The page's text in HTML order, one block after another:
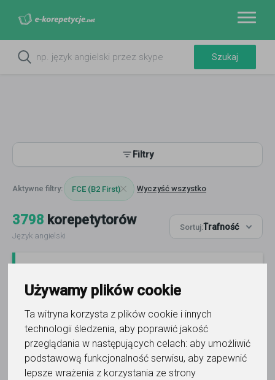
Używamy plików cookie
Ta witryna korzysta z plików cookie i innych
technologii śledzenia, aby poprawić jakość
przeglądania w następujących celach: aby umożliwić
podstawową funkcjonalność serwisu, aby zapewnić
lepsze wrażenia z korzystania ze strony
Filtry
FCE (B2 First) Wyczyść wszystko
3798 korepetytorów
Język angielski
Sortuj:Trafność
język angielski
Mikołaj - Najlepsze Lekcje
Unikalne i skuteczne zajęcia z języka angielskiego dla